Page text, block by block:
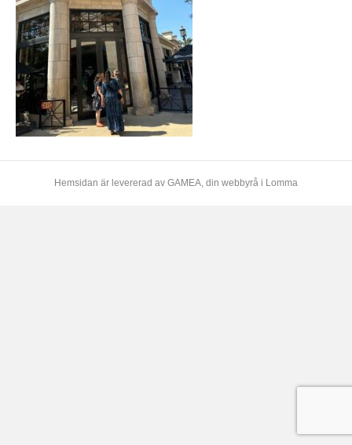
Hemsidan är levererad av GAMEA, din webbyrå i Lomma